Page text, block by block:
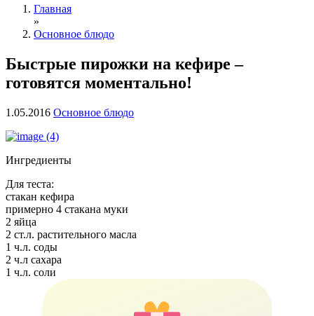
Главная
»
Основное блюдо
Быстрые пирожки на кефире –
готовятся моментально!
1.05.2016 Основное блюдо
Ингредиенты
Для теста:
стакан кефира
примерно 4 стакана муки
2 яйца
2 ст.л. растительного масла
1 ч.л. соды
2 ч.л сахара
1 ч.л. соли